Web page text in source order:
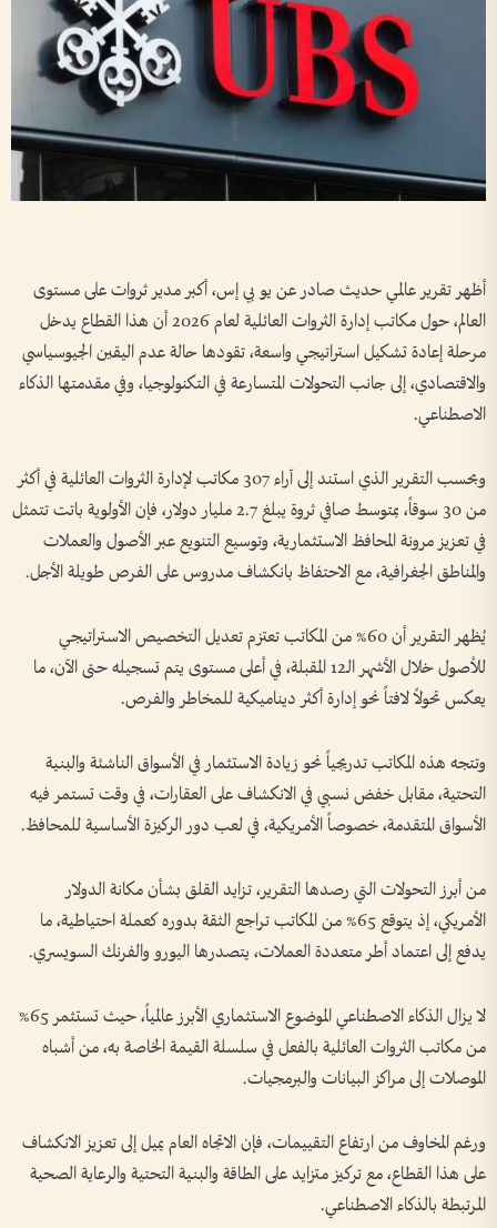
أظهر تقرير عالمي حديث صادر عن يو بي إس، أكبر مدير ثروات على مستوى
العالم، حول مكاتب إدارة الثروات العائلية لعام 2026 أن هذا القطاع يدخل
مرحلة إعادة تشكيل استراتيجي واسعة، تقودها حالة عدم اليقين الجيوسياسي
والاقتصادي، إلى جانب التحولات المتسارعة في التكنولوجيا، وفي مقدمتها الذكاء
الاصطناعي.
وبحسب التقرير الذي استند إلى آراء 307 مكاتب لإدارة الثروات العائلية في أكثر
من 30 سوقاً، بمتوسط صافي ثروة يبلغ 2.7 مليار دولار، فإن الأولوية باتت تتمثل
في تعزيز مرونة المحافظ الاستثمارية، وتوسيع التنويع عبر الأصول والعملات
والمناطق الجغرافية، مع الاحتفاظ بانكشاف مدروس على الفرص طويلة الأجل.
يُظهر التقرير أن 60% من المكاتب تعتزم تعديل التخصيص الاستراتيجي
للأصول خلال الأشهر الـ12 المقبلة، في أعلى مستوى يتم تسجيله حتى الآن، ما
يعكس تحولاً لافتاً نحو إدارة أكثر ديناميكية للمخاطر والفرص.
وتتجه هذه المكاتب تدريجياً نحو زيادة الاستثمار في الأسواق الناشئة والبنية
التحتية، مقابل خفض نسبي في الانكشاف على العقارات، في وقت تستمر فيه
الأسواق المتقدمة، خصوصاً الأمريكية، في لعب دور الركيزة الأساسية للمحافظ.
من أبرز التحولات التي رصدها التقرير، تزايد القلق بشأن مكانة الدولار
الأمريكي، إذ يتوقع 65% من المكاتب تراجع الثقة بدوره كعملة احتياطية، ما
يدفع إلى اعتماد أطر متعددة العملات، يتصدرها اليورو والفرنك السويسري.
لا يزال الذكاء الاصطناعي الموضوع الاستثماري الأبرز عالمياً، حيث تستثمر 65%
من مكاتب الثروات العائلية بالفعل في سلسلة القيمة الخاصة به، من أشباه
الموصلات إلى مراكز البيانات والبرمجيات.
ورغم المخاوف من ارتفاع التقييمات، فإن الاتجاه العام يميل إلى تعزيز الانكشاف
على هذا القطاع، مع تركيز متزايد على الطاقة والبنية التحتية والرعاية الصحية
المرتبطة بالذكاء الاصطناعي.